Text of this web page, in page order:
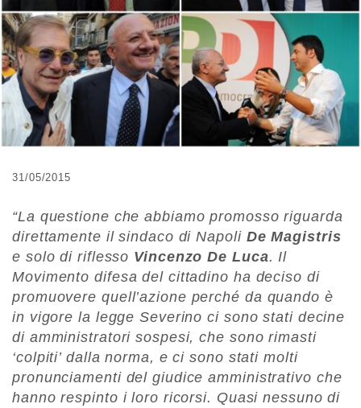
31/05/2015
“La questione che abbiamo promosso riguarda
direttamente il sindaco di Napoli De Magistris
e solo di riflesso Vincenzo De Luca. Il
Movimento difesa del cittadino ha deciso di
promuovere quell’azione perché da quando è
in vigore la legge Severino ci sono stati decine
di amministratori sospesi, che sono rimasti
‘colpiti’ dalla norma, e ci sono stati molti
pronunciamenti del giudice amministrativo che
hanno respinto i loro ricorsi. Quasi nessuno di